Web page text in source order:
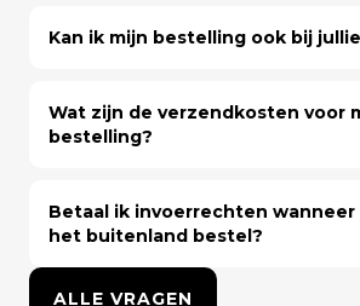
Kan ik mijn bestelling ook bij
Wat zijn de verzendkosten voor
bestelling?
Betaal ik invoerrechten wanneer
het buitenland bestel?
ALLE VRAGEN